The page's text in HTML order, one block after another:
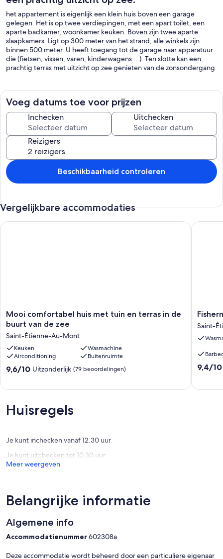
het appartement is eigenlijk een klein huis boven een garage
gelegen. Het is op twee verdiepingen, met een apart toilet, een
aparte badkamer, woonkamer keuken. Boven zijn twee aparte
slaapkamers. Ligt op 300 meter van het strand, alle winkels zijn
binnen 500 meter. U heeft toegang tot de garage naar apparatuur
die (fietsen, vissen, varen, kinderwagens ...). Ten slotte kan een
prachtig terras met uitzicht op zee genieten van de zonsondergang.
Voeg datums toe voor prijzen
Inchecken Uitchecken
Reizigers
Beschikbaarheid controleren
Vergelijkbare accommodaties
Mooi
comfortabel
met
tuin
en
terras
de
Étienne-
Mont
Mooi comfortabel huis met tuin en terras in de
buurt van de zee
Saint-Étienne-Au-Mont
Keuken
Wasmachine
Airconditioning
Buitenruimte
9.6
(79
beoordelingen)
9,6/10 Uitzonderlijk (79 beoordelingen)
Mooi comfortabel huis met tuin en terras in de buurt van de
huis
in
de
van
de
Saint-
9.4
9,4/10
Huisregels
Je kunt inchecken vanaf 12.30 uur
Je kunt uitchecken tot 10.30 uur
Meer weergeven
Belangrijke informatie
Algemene info
Accommodatienummer602308a
Deze accommodatie wordt beheerd door een particuliere eigenaar